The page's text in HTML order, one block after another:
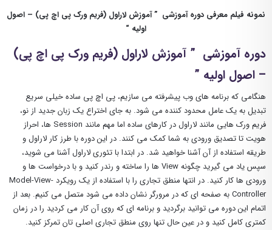
نمونه فیلم معرفی دوره آموزشی ” آموزش لاراول (فریم ورک پی اچ پی) – اصول
اولیه “
دوره آموزشی ” آموزش لاراول (فریم ورک پی اچ پی)
– اصول اولیه ”
هنگامی که برنامه های وب پیشرفته می سازیم، پی اچ پی ساده خیلی سریع
تبدیل به یک عامل محدود کننده می شود. به جای اختراع یک زبان جدید از نو،
فریم ورک هایی مانند لاراول در کارهای ساده اما مهم مانند Session ها، احراز
هویت تا تصدیق ورودی به شما کمک می کنند. در این دوره با طرز کار لاراول و
طریقه استفاده از آن آشنا خواهید شد. در ابتدا با تئوری لاراول آشنا می شوید،
سپس یاد می گیرید چگونه View ها را ساخته و رندر کنید و با درخواست ها و
ورودی ها کار کنید. در انتها منطق تجاری را با استفاده از یک رویکرد Model-View-
Controller به صفحه ای که در مرورگر نشان داده می شود متصل می کنیم. بعد از
اتمام این دوره می توانید برگردید و برنامه ای که روی آن کار می کردید را در زمان
کمتری کامل کنید و در عین حال تنها روی منطق تجاری اصلی تان تمرکز کنید.